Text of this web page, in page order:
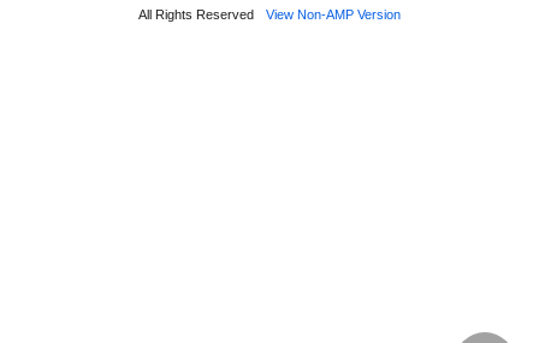
All Rights Reserved View Non-AMP Version